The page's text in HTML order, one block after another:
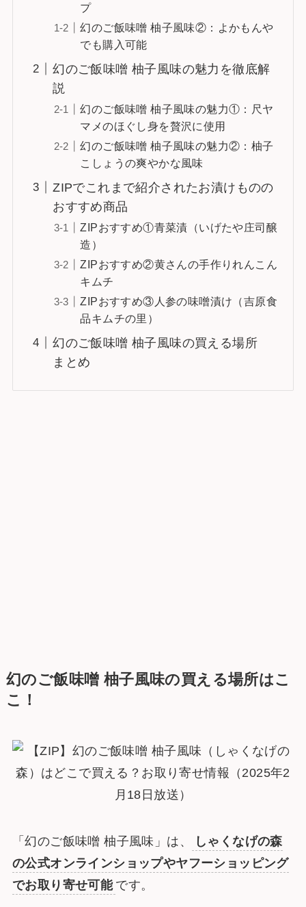
プ
幻のご飯味噌 柚子風味②：よかもんや
でも購入可能
幻のご飯味噌 柚子風味の魅力を徹底解
説
幻のご飯味噌 柚子風味の魅力①：尺ヤ
マメのほぐし身を贅沢に使用
幻のご飯味噌 柚子風味の魅力②：柚子
こしょうの爽やかな風味
ZIPでこれまで紹介されたお漬けものの
おすすめ商品
ZIPおすすめ①青菜漬（いげたや庄司醸
造）
ZIPおすすめ②黄さんの手作りれんこん
キムチ
ZIPおすすめ③人参の味噌漬け（吉原食
品キムチの里）
幻のご飯味噌 柚子風味の買える場所
まとめ
幻のご飯味噌 柚子風味の買える場所はこ
こ！
「幻のご飯味噌 柚子風味」は、
しゃくなげの森
の公式オンラインショップやヤフーショッピング
でお取り寄せ可能 です。